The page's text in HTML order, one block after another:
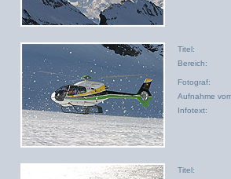
Titel:
Bereich:
Fotograf:
Aufnahme
Infotext:
Titel: